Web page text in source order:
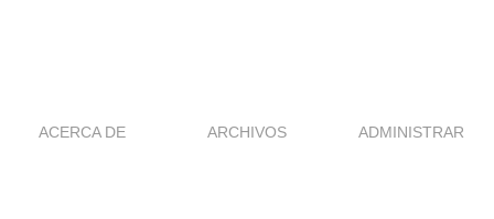
ACERCA DE ARCHIVOS ADMINISTRAR